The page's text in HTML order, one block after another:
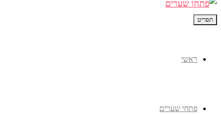
תפריט
ראשי
פתחי שערים